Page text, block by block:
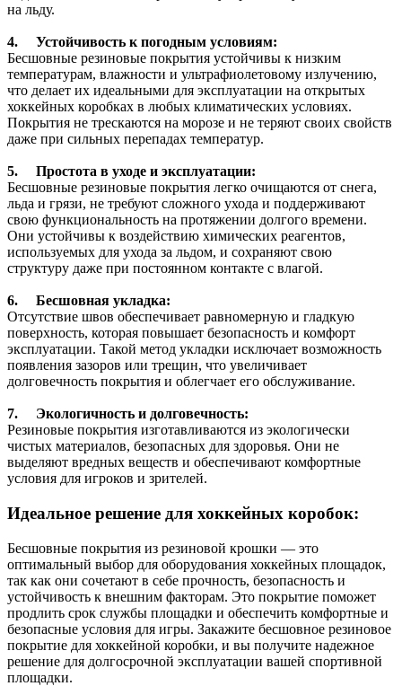
на льду.
4. Устойчивость к погодным условиям:
Бесшовные резиновые покрытия устойчивы к низким
температурам, влажности и ультрафиолетовому излучению,
что делает их идеальными для эксплуатации на открытых
хоккейных коробках в любых климатических условиях.
Покрытия не трескаются на морозе и не теряют своих свойств
даже при сильных перепадах температур.
5. Простота в уходе и эксплуатации:
Бесшовные резиновые покрытия легко очищаются от снега,
льда и грязи, не требуют сложного ухода и поддерживают
свою функциональность на протяжении долгого времени.
Они устойчивы к воздействию химических реагентов,
используемых для ухода за льдом, и сохраняют свою
структуру даже при постоянном контакте с влагой.
6. Бесшовная укладка:
Отсутствие швов обеспечивает равномерную и гладкую
поверхность, которая повышает безопасность и комфорт
эксплуатации. Такой метод укладки исключает возможность
появления зазоров или трещин, что увеличивает
долговечность покрытия и облегчает его обслуживание.
7. Экологичность и долговечность:
Резиновые покрытия изготавливаются из экологически
чистых материалов, безопасных для здоровья. Они не
выделяют вредных веществ и обеспечивают комфортные
условия для игроков и зрителей.
Идеальное решение для хоккейных коробок:
Бесшовные покрытия из резиновой крошки — это
оптимальный выбор для оборудования хоккейных площадок,
так как они сочетают в себе прочность, безопасность и
устойчивость к внешним факторам. Это покрытие поможет
продлить срок службы площадки и обеспечить комфортные и
безопасные условия для игры. Закажите бесшовное резиновое
покрытие для хоккейной коробки, и вы получите надежное
решение для долгосрочной эксплуатации вашей спортивной
площадки.